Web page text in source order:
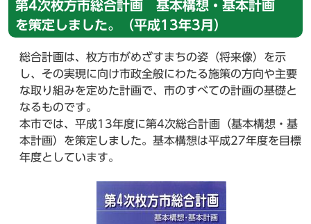
第4次枚方市総合計画 基本構想・基本計画
を策定しました。（平成13年3月）
総合計画は、枚方市がめざすまちの姿（将来像）を示
し、その実現に向け市政全般にわたる施策の方向や主要
な取り組みを定めた計画で、市のすべての計画の基礎と
なるものです。
本市では、平成13年度に第4次総合計画（基本構想・基
本計画）を策定しました。基本構想は平成27年度を目標
年度としています。